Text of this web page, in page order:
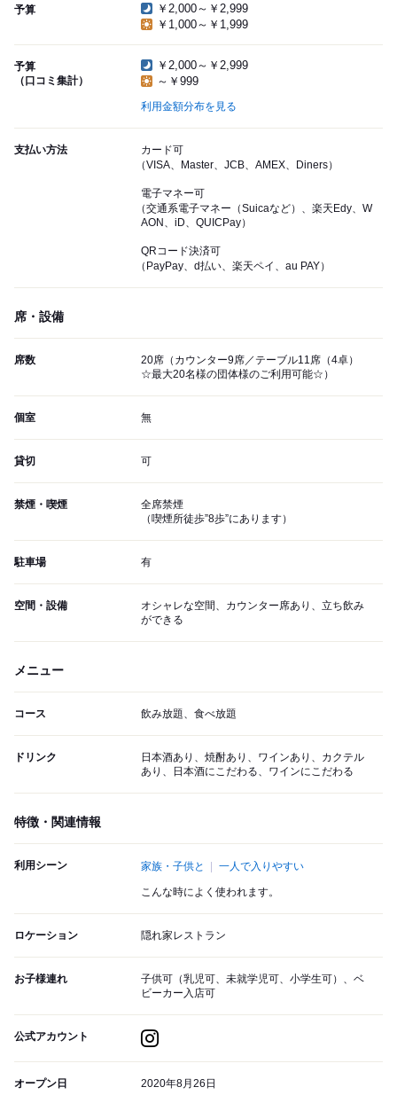
予算
￥2,000～￥2,999
￥1,000～￥1,999
予算
（口コミ集計）
￥2,000～￥2,999
～￥999
利用金額分布を見る
支払い方法
カード可
（VISA、Master、JCB、AMEX、Diners）
電子マネー可
（交通系電子マネー（Suicaなど）、楽天Edy、W
AON、iD、QUICPay）
QRコード決済可
（PayPay、d払い、楽天ペイ、au PAY）
席・設備
席数
20席（カウンター9席／テーブル11席（4卓）
☆最大20名様の団体様のご利用可能☆）
個室 無
貸切 可
禁煙・喫煙
全席禁煙
（喫煙所徒歩”8歩”にあります）
駐車場 有
空間・設備
オシャレな空間、カウンター席あり、立ち飲み
ができる
メニュー
コース 飲み放題、食べ放題
ドリンク
日本酒あり、焼酎あり、ワインあり、カクテル
あり、日本酒にこだわる、ワインにこだわる
特徴・関連情報
利用シーン 家族・子供と 一人で入りやすい
こんな時によく使われます。
ロケーション 隠れ家レストラン
お子様連れ
子供可（乳児可、未就学児可、小学生可）、ベ
ビーカー入店可
公式アカウント
オープン日 2020年8月26日